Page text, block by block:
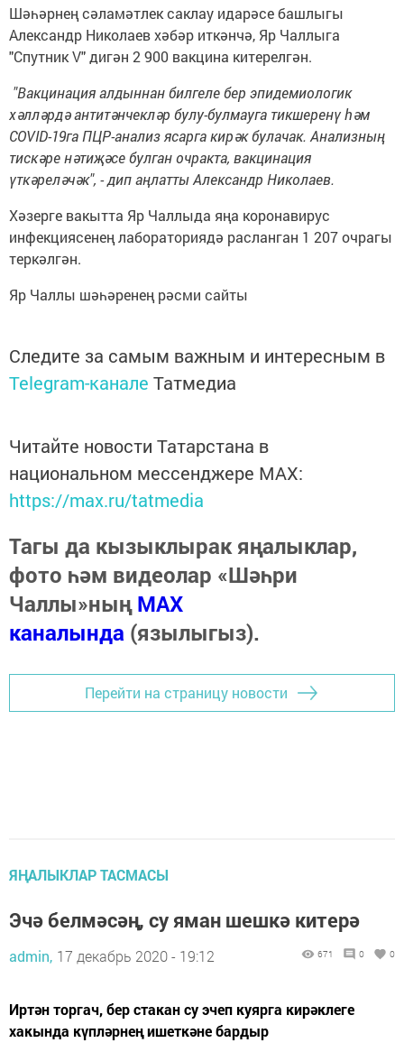
Шәһәрнең сәламәтлек саклау идарәсе башлыгы
Александр Николаев хәбәр иткәнчә, Яр Чаллыга
"Спутник V" дигән 2 900 вакцина китерелгән.
"Вакцинация алдыннан билгеле бер эпидемиологик
хәлләрдә антитәнчекләр булу-булмауга тикшеренү һәм
COVID-19га ПЦР-анализ ясарга кирәк булачак. Анализның
тискәре нәтиҗәсе булган очракта, вакцинация
үткәреләчәк", - дип аңлатты Александр Николаев.
Хәзерге вакытта Яр Чаллыда яңа коронавирус
инфекциясенең лабораториядә расланган 1 207 очрагы
теркәлгән.
Яр Чаллы шәһәренең рәсми сайты
Следите за самым важным и интересным в
Telegram-канале Татмедиа
Читайте новости Татарстана в
национальном мессенджере MАХ:
https://max.ru/tatmedia
Тагы да кызыклырак яңалыклар,
фото һәм видеолар «Шәһри
Чаллы»ныңMAX
каналында (язылыгыз).
Перейти на страницу новости
ЯҢАЛЫКЛАР ТАСМАСЫ
Эчә белмәсәң, су яман шешкә китерә
admin, 17 декабрь 2020 - 19:12 671 0 0
Иртән торгач, бер стакан су эчеп куярга кирәклеге
хакында күпләрнең ишеткәне бардыр